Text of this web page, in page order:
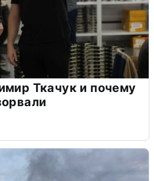
Ткачук и почему